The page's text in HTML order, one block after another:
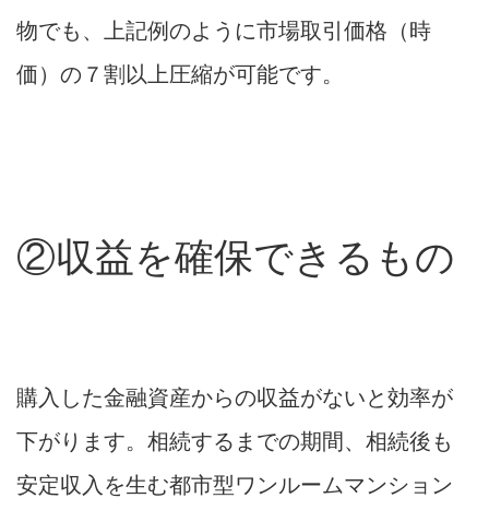
物でも、上記例のように市場取引価格（時
価）の７割以上圧縮が可能です。
②収益を確保できるもの
購入した金融資産からの収益がないと効率が
下がります。相続するまでの期間、相続後も
安定収入を生む都市型ワンルームマンション